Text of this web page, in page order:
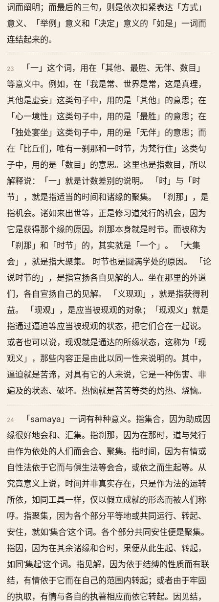
词而阐明；而最后的三句，则是依次扣紧表达「方式」
意义、「举例」意义和「决定」意义的「如是」一词而
连结起来的。
23
「一」这个词，用在「其他、最胜、无伴、数目」
等意义中。例如，在「我是常、世界是常，这是真理，
其他是虚妄」这类句子中，用的是「其他」的意思；在
「心一境性」这类句子中，用的是「最胜」的意思；在
「独处宴坐」这类句子中，用的是「无伴」的意思；而
在「比丘们，唯有一刹那和一时节，为梵行住」这类句
子中，用的是「数目」的意思。这里也是指数目，所以
解释说：「一」就是计数差别的说明。 「时」与「时
节」，就是指适当的时间和诸缘的聚集。 「刹那」，是
指机会。诸如来出世等，正是修习道梵行的机会，因为
它是获得那个缘的原因。刹那本身就是时节。而被称为
「刹那」和「时节」的，其实就是「一个」。 「大集
会」，就是指大聚集。 时节也是圆满学处的原因。 「论
说时节的」，是指宣扬各自见解的人。坐在那里的外道
们，各自宣扬自己的见解。 「义现观」，就是指获得利
益。 「现观」，是应当被现观的对象；「现观义」就是
指通过逼迫等应当被现观的状态，把它们合在一起说。
或者也可以说，现观就是通达的所缘状态，这称为「现
观义」，那些内容正是由此以同一性来说明的。其中，
逼迫就是苦谛，对具有它的人来说，它是一种伤害、非
遍及的状态、破坏。热恼就是苦苦等类的灼热、烧恼。
24
「samaya」一词有种种意义。指集合，因为助成因
缘很好地会和、汇集。指刹那，因为在那时，道与梵行
由作为依处的人们而会合、聚集。指时间，因为有情或
自性法依于它而与俱生法等会合，或依之而生起等。从
究竟意义上说，时间并非真实存在，只是作为法的运转
所依，如同工具一样，仅以假立成就的形态而被人们称
呼。指聚集，因为各个部分平等地或共同运行、转起、
安住，就如‘集合’这个词。各个部分共同安住便是聚集。
指因，因为在其余诸缘和合时，果便从此生起、转起，
如同‘集起’这个词。指见解，因为依于结缚的性质而有联
结，有情依于它而在自己的范围内转起；或者由于牢固
的执取，有情与各自的执著相应而依它转起。因见结，